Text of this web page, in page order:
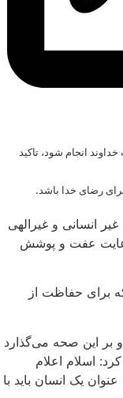
انجام شود، تاکید
رضای خدا باشد.
انسانی و غیرالهی
عفت و پوشش
برای حفاظت از
بر این صحه می‌گذارد
اسلام اعلام
یک انسان باید با